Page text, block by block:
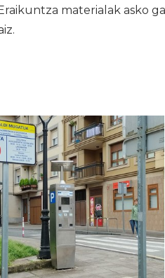
materialak asko